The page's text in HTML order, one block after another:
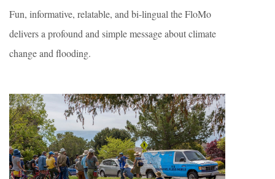
Fun, informative, relatable, and bi-lingual the FloMo
delivers a profound and simple message about climate
change and flooding.